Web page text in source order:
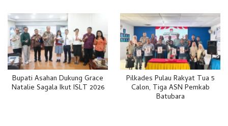
Bupati Asahan Dukung Grace
Natalie Sagala Ikut ISLT 2026
Pilkades Pulau Rakyat Tua 5
Calon, Tiga ASN Pemkab
Batubara